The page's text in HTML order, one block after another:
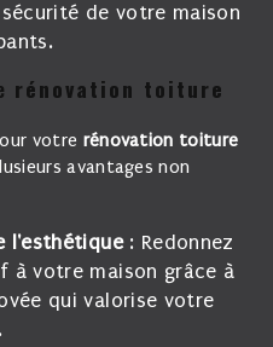
de votre maison
rénovation toiture
votre rénovation toiture
avantages non
l'esthétique: Redonnez
à votre maison grâce à
qui valorise votre